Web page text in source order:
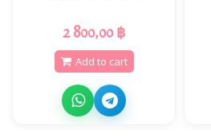
2 800,00 ฿
Add to cart